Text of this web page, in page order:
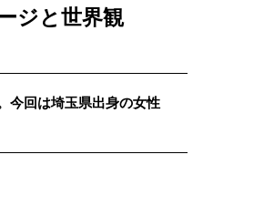
ジと世界観
今回は埼玉県出身の女性